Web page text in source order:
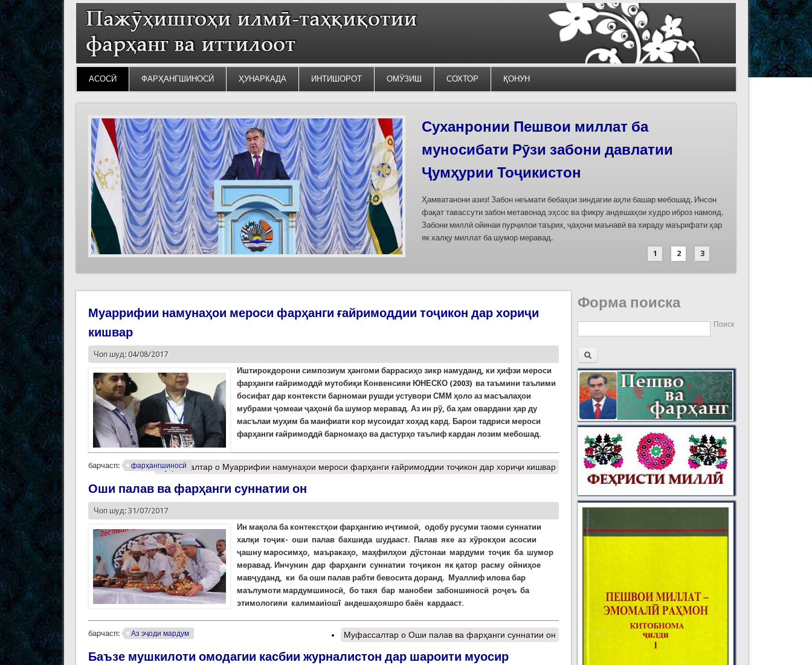
АСОСӢ ФАРҲАНГШИНОСӢ ҲУНАРКАДА ИНТИШОРОТ ОМӮЗИШ СОХТОР ҚОНУН
Силсилаи ёдгориҳои роҳи абрешим
барои сабт дар феҳристи ЮНЕСКО
омода мешаванд
Дар бахшҳои семинар вазъи омодасозии ҳуҷҷатҳои номинатсияҳои муштараки
кишварҳои Осиёи Марказӣ, аз он ҷумла номинатсияи “Роҳи абрешим: гузаргоҳи
минтақавии Фарғона-Сирдарё», ки аз ҷониби ҷумҳуриҳои Қазоқистон, Қирғизистон,
Тоҷикистон ва Ўзбекистон пешниҳод хоҳад шуд
1
2 3
Муаррифии намунаҳои мероси фарҳанги ғайримоддии тоҷикон дар хориҷи
кишвар
Чоп шуд: 04/08/2017
Иштирокдорони симпозиум ҳангоми баррасиҳо зикр намуданд, ки ҳифзи мероси
фарҳанги ғайримоддӣ мутобиқи Конвенсияи ЮНЕСКО (2003) ва таъмини таълими
босифат дар контексти барномаи рушди устувори СММ ҳоло аз масъалаҳои
мубрами ҷомеаи ҷаҳонӣ ба шумор меравад. Аз ин рў, ба ҳам овардани ҳар ду
масълаи муҳим ба манфиати кор мусоидат хоҳад кард. Барои тадриси мероси
фарҳанги ғайримоддӣ барномаҳо ва дастурҳо таълиф кардан лозим мебошад.
барчасп: фарҳангшиносӣ
Муфассалтар о Муаррифии намунаҳои мероси фарҳанги ғайримоддии тоҷикон дар хориҷи кишвар
Оши палав ва фарҳанги суннатии он
Чоп шуд: 31/07/2017
Ин мақола ба контекстҳои фарҳангию иҷтимоӣ, одобу русуми таоми суннатии
халқи тоҷик- оши палав бахшида шудааст. Палав яке аз хўрокҳои асосии
ҷашну маросимҳо, маъракаҳо, маҳфилҳои дўстонаи мардуми тоҷик ба шумор
меравад. Инчунин дар фарҳанги суннатии тоҷикон як қатор расму ойниҳое
мавҷуданд, ки ба оши палав рабти бевосита доранд. Муаллиф илова бар
маълумоти мардумшиносӣ, бо такя бар манобеи забоншиносӣ роҷеъ ба
этимологияи калимаиìошî андешаҳояшро баён кардааст.
барчасп: Аз эҷоди мардум Муфассалтар о Оши палав ва фарҳанги суннатии он
Баъзе мушкилоти омодагии касбии журналистон дар шароити муосир
Форма поиска
Поиск